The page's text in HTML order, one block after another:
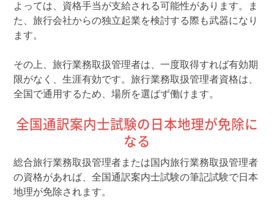
よっては、資格手当が支給される可能性があります。ま
た、旅行会社からの独立起業を検討する際も武器になり
ます。
その上、旅行業務取扱管理者は、一度取得すれば有効期
限がなく、生涯有効です。旅行業務取扱管理者資格は、
全国で通用するため、場所を選ばず働けます。
全国通訳案内士試験の日本地理が免除に
なる
総合旅行業務取扱管理者または国内旅行業務取扱管理者
の資格があれば、全国通訳案内士試験の筆記試験で日本
地理が免除されます。